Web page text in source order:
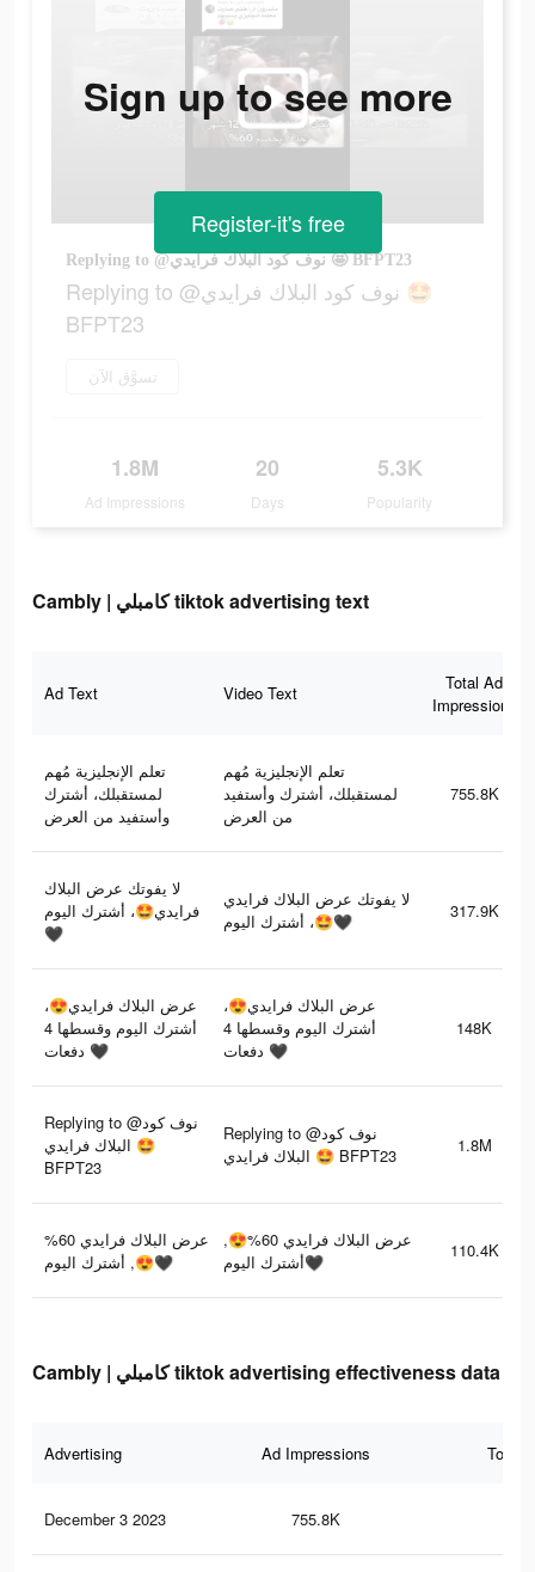
Replying to @نوف كود البلاك فرايدي 🤩 BFPT23
Replying to @نوف كود البلاك فرايدي 🤩
BFPT23
تسوَّق الآن
1.8M
Ad Impressions
20
Days
5.3K
Popularity
Sign up to see more
Register-it's free
Cambly | كامبلي tiktok advertising text
Ad Text Video Text
Total Ad
Impressions
تعلم الإنجليزية مُهم
لمستقبلك، أشترك
وأستفيد من العرض
تعلم الإنجليزية مُهم
لمستقبلك، أشترك وأستفيد
من العرض
755.8K
لا يفوتك عرض البلاك
فرايدي🤩، أشترك اليوم
🖤
لا يفوتك عرض البلاك فرايدي
🤩، أشترك اليوم🖤
317.9K
عرض البلاك فرايدي😍،
أشترك اليوم وقسطها 4
دفعات 🖤
عرض البلاك فرايدي😍،
أشترك اليوم وقسطها 4
دفعات 🖤
148K
Replying to @نوف كود
البلاك فرايدي 🤩
BFPT23
Replying to @نوف كود
البلاك فرايدي 🤩 BFPT23
1.8M
عرض البلاك فرايدي 60%
😍, أشترك اليوم🖤
عرض البلاك فرايدي 60%😍,
أشترك اليوم🖤
110.4K
Cambly | كامبلي tiktok advertising effectiveness data
Advertising Ad Impressions Total
December 3 2023 755.8K